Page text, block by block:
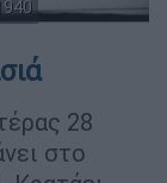
28
στο